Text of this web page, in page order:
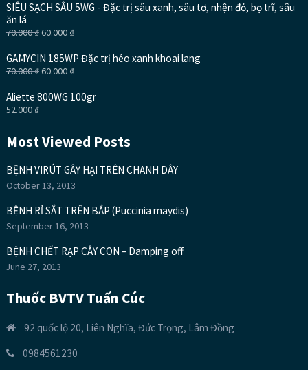
SIÊU SẠCH SÂU 5WG - Đặc trị sâu xanh, sâu tơ, nhện đỏ, bọ trĩ, sâu
ăn lá
70.000₫60.000 ₫
GAMYCIN 185WP Đặc trị héo xanh khoai lang
70.000₫60.000 ₫
Aliette 800WG 100gr
52.000 ₫
Most Viewed Posts
BỆNH VIRÚT GÂY HẠI TRÊN CHANH DÂY
October 13, 2013
BỆNH RỈ SẮT TRÊN BẮP (Puccinia maydis)
September 16, 2013
BỆNH CHẾT RẠP CÂY CON – Damping off
June 27, 2013
Thuốc BVTV Tuấn Cúc
92 quốc lộ 20, Liên Nghĩa, Đức Trọng, Lâm Đồng
0984561230